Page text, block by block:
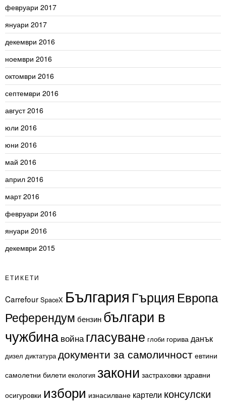
февруари 2017
януари 2017
декември 2016
ноември 2016
октомври 2016
септември 2016
август 2016
юли 2016
юни 2016
май 2016
април 2016
март 2016
февруари 2016
януари 2016
декември 2015
ЕТИКЕТИ
Carrefour SpaceX България Гърция Европа
Референдум бензин българи в
чужбина война гласуване глоби горива данък
дизел диктатура документи за самоличност евтини
самолетни билети екология закони застраховки здравни
осигуровки избори изнасилване картели консулски